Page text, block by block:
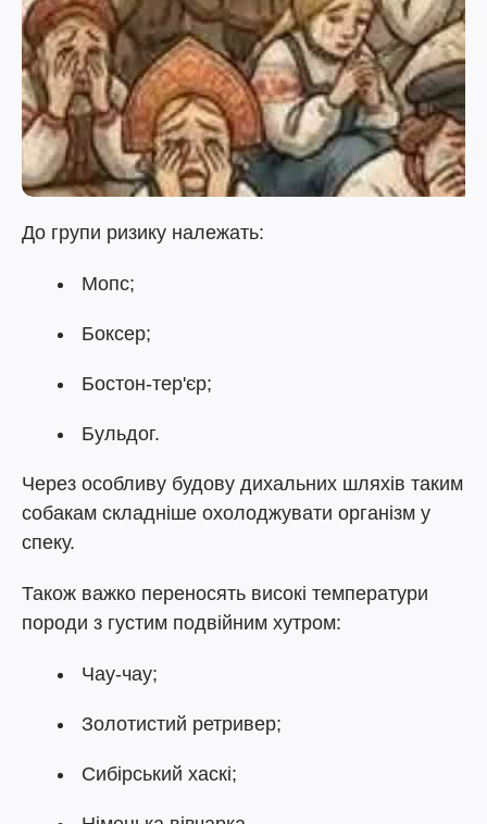
До групи ризику належать:
Мопс;
Боксер;
Бостон-тер'єр;
Бульдог.
Через особливу будову дихальних шляхів таким
собакам складніше охолоджувати організм у
спеку.
Також важко переносять високі температури
породи з густим подвійним хутром:
Чау-чау;
Золотистий ретривер;
Сибірський хаскі;